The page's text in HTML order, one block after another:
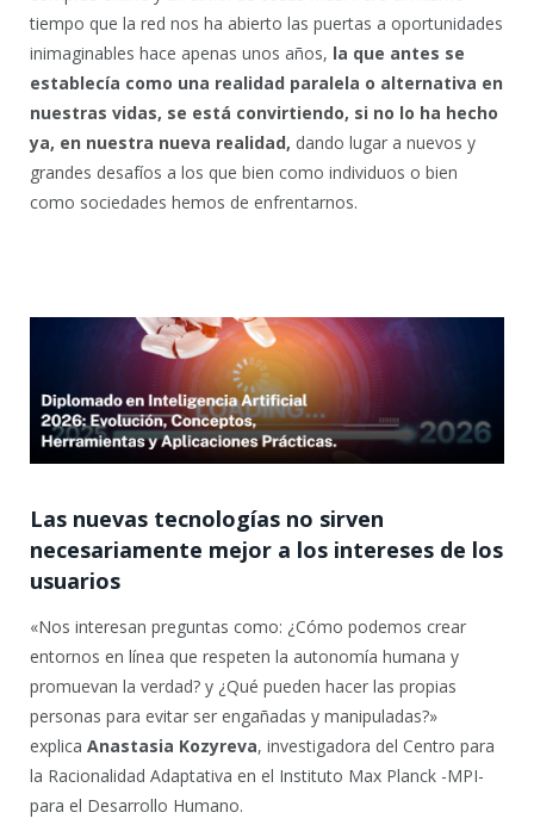
tiempo que la red nos ha abierto las puertas a oportunidades
inimaginables hace apenas unos años, la que antes se
establecía como una realidad paralela o alternativa en
nuestras vidas, se está convirtiendo, si no lo ha hecho
ya, en nuestra nueva realidad, dando lugar a nuevos y
grandes desafíos a los que bien como individuos o bien
como sociedades hemos de enfrentarnos.
Las nuevas tecnologías no sirven
necesariamente mejor a los intereses de los
usuarios
«Nos interesan preguntas como: ¿Cómo podemos crear
entornos en línea que respeten la autonomía humana y
promuevan la verdad? y ¿Qué pueden hacer las propias
personas para evitar ser engañadas y manipuladas?»
explica Anastasia Kozyreva, investigadora del Centro para
la Racionalidad Adaptativa en el Instituto Max Planck -MPI-
para el Desarrollo Humano.